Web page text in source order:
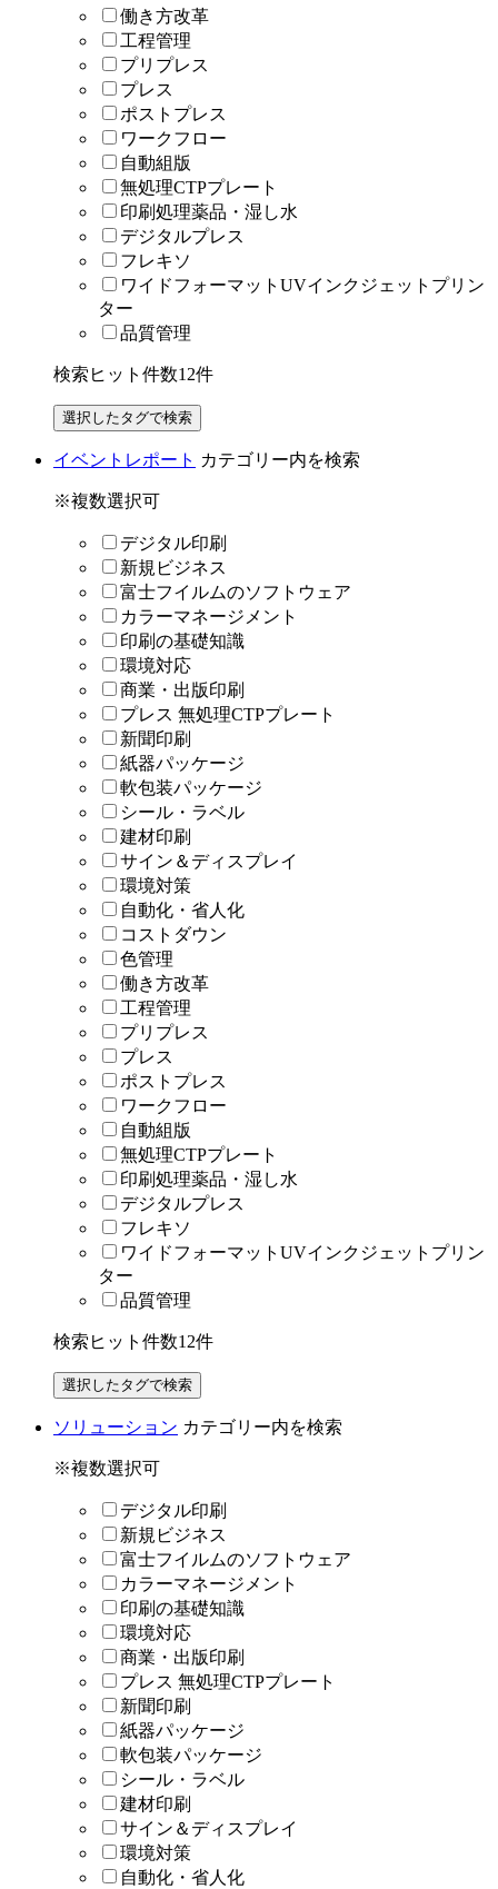
働き方改革
工程管理
プリプレス
プレス
ポストプレス
ワークフロー
自動組版
無処理CTPプレート
印刷処理薬品・湿し水
デジタルプレス
フレキソ
ワイドフォーマットUVインクジェットプリン
ター
品質管理
検索ヒット件数12件
イベントレポート カテゴリー内を検索
※複数選択可
デジタル印刷
新規ビジネス
富士フイルムのソフトウェア
カラーマネージメント
印刷の基礎知識
環境対応
商業・出版印刷
プレス 無処理CTPプレート
新聞印刷
紙器パッケージ
軟包装パッケージ
シール・ラベル
建材印刷
サイン＆ディスプレイ
環境対策
自動化・省人化
コストダウン
色管理
働き方改革
工程管理
プリプレス
プレス
ポストプレス
ワークフロー
自動組版
無処理CTPプレート
印刷処理薬品・湿し水
デジタルプレス
フレキソ
ワイドフォーマットUVインクジェットプリン
ター
品質管理
検索ヒット件数12件
ソリューション カテゴリー内を検索
※複数選択可
デジタル印刷
新規ビジネス
富士フイルムのソフトウェア
カラーマネージメント
印刷の基礎知識
環境対応
商業・出版印刷
プレス 無処理CTPプレート
新聞印刷
紙器パッケージ
軟包装パッケージ
シール・ラベル
建材印刷
サイン＆ディスプレイ
環境対策
自動化・省人化